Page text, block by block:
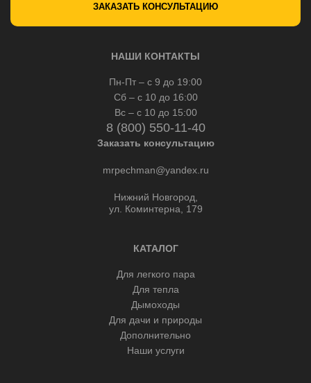
ЗАКАЗАТЬ КОНСУЛЬТАЦИЮ
НАШИ КОНТАКТЫ
Пн-Пт – с 9 до 19:00
Сб – с 10 до 16:00
Вс – с 10 до 15:00
8 (800) 550-11-40
Заказать консультацию
mrpechman@yandex.ru
Нижний Новгород,
ул. Коминтерна, 179
КАТАЛОГ
Для легкого пара
Для тепла
Дымоходы
Для дачи и природы
Дополнительно
Наши услуги